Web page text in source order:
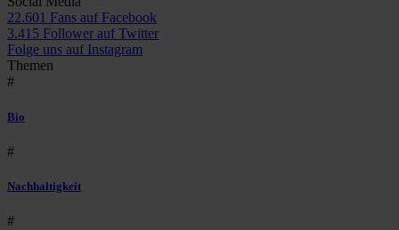
22.601 Fans auf Facebook
3.415 Follower auf Twitter
Folge uns auf Instagram
Themen
#
Bio
#
Nachhaltigkeit
#